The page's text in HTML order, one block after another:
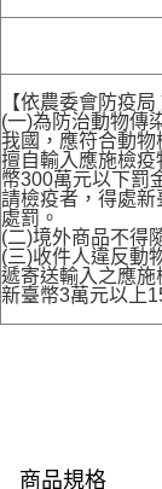
【依農委會防疫
(一)為防治動物傳
我國，應符合動物
擅自輸入應施檢
幣300萬元以下罰
請檢疫者，得處
處罰。
(二)境外商品不得
(三)收件人違反動
遞寄送輸入之應
新臺幣3萬元以上
商品規格